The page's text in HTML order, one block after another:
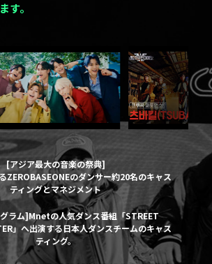
す。
[アジア最大の音楽の祭典]
ZEROBASEONEのダンサー約20名のキャス
ティングとマネジメント
ラム]Mnetの人気ダンス番組「STREET
」へ出演する日本人ダンスチームのキャス
ティング。